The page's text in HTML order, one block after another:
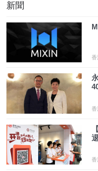
新聞
香
香
退
香